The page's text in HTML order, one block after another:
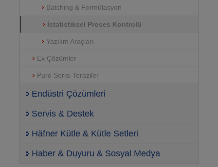
Batching & Formülasyon
İstatistiksel Proses Kontrolü
Yazılım Araçları
Ex Çözümler
Puro Serisi Teraziler
Endüstri Çözümleri
Servis & Destek
Häfner Kütle & Kütle Setleri
Haber & Duyuru & Sosyal Medya